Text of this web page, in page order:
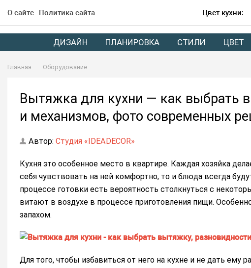
О сайте Политика сайта Цвет кухни:
ДИЗАЙН ПЛАНИРОВКА СТИЛИ ЦВЕТ
Главная Оборудование
Вытяжка для кухни — как выбрать
и механизмов, фото современных
Автор: Студия «IDEADECOR»
Кухня это особенное место в квартире. Каждая хозяйка
себя чувствовать на ней комфортно, то и блюда всегда
процессе готовки есть вероятность столкнуться с
витают в воздухе в процессе приготовления пищи.
запахом.
Для того, чтобы избавиться от него на кухне и не дать ему